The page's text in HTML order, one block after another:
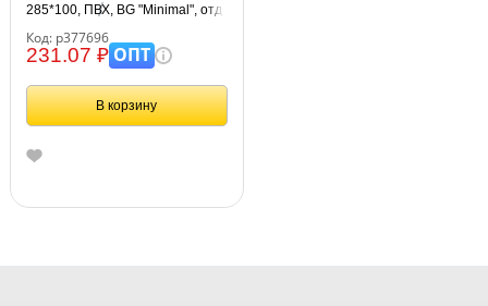
285*100, ПВХ, BG "Minimal", отд.
черный
Код: р377696
231.07 ₽ОПТ
В корзину